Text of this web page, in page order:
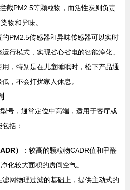
截PM2.5等颗粒物，而活性炭则负责
物和异味。
的PM2.5传感器和异味传感器可以实时
行模式，实现省心省电的智能净化。
用，特别是在儿童睡眠时，松下产品通
，不会打扰家人休息。
号，通常定位中高端，适用于客厅或
括：
）
：较高的颗粒物CADR值和甲醛
化较大面积的房间空气。
滤网物理过滤的基础上，提供主动式的